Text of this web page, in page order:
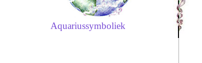
Aquariussymboliek